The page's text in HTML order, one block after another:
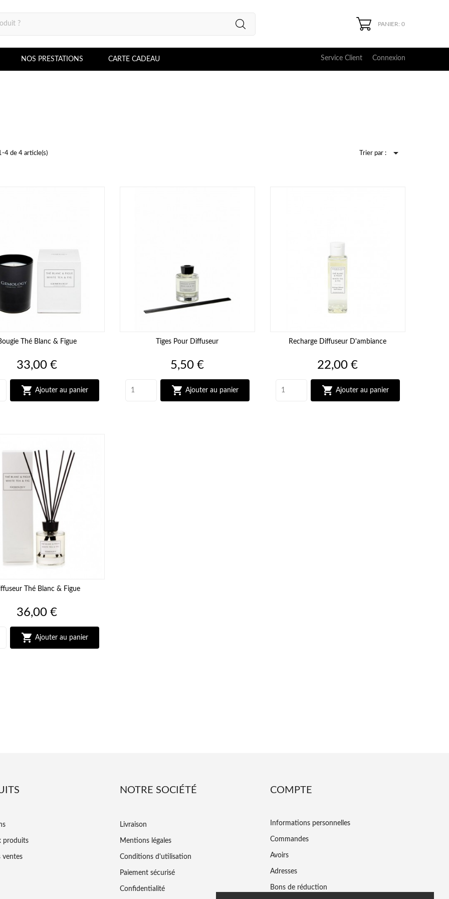
PANIER: 0
NOS PRESTATIONS CARTE CADEAU Service Client Connexion
4 de 4 article(s) Trier par : 
Thé Blanc & Figue
Prix
33,00 €
 Ajouter au panier
Tiges Pour Diffuseur
Prix
5,50 €
 Ajouter au panier
Recharge Diffuseur D'ambiance
Prix
22,00 €
 Ajouter au panier
Thé Blanc & Figue
Prix
36,00 €
 Ajouter au panier
produits
ventes
NOTRE SOCIÉTÉ
Livraison
Mentions légales
Conditions d'utilisation
Paiement sécurisé
Confidentialité
COMPTE
Informations personnelles
Commandes
Avoirs
Adresses
Bons de réduction